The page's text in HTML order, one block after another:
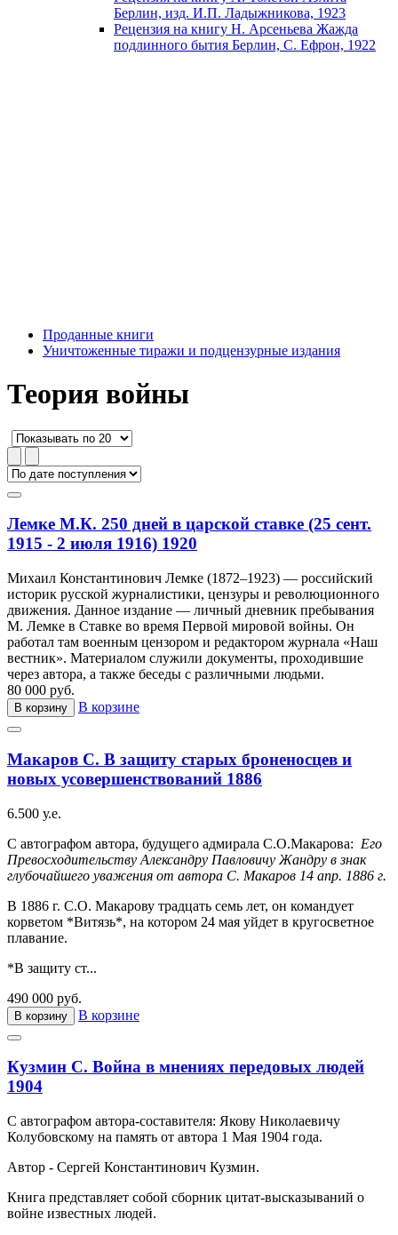
Берлин, изд. И.П. Ладыжникова, 1923
Рецензия на книгу Н. Арсеньева Жажда
подлинного бытия Берлин, С. Ефрон, 1922
Проданные книги
Уничтоженные тиражи и подцензурные издания
Теория войны
Лемке М.К. 250 дней в царской ставке (25 сент.
1915 - 2 июля 1916) 1920
Михаил Константинович Лемке (1872–1923) — российский
историк русской журналистики, цензуры и революционного
движения. Данное издание — личный дневник пребывания
М. Лемке в Ставке во время Первой мировой войны. Он
работал там военным цензором и редактором журнала «Наш
вестник». Материалом служили документы, проходившие
через автора, а также беседы с различными людьми.
80 000 руб.
В корзину В корзине
Макаров С. В защиту старых броненосцев и
новых усовершенствований 1886
6.500 у.е.
С автографом автора, будущего адмирала С.О.Макарова: Его
Превосходительству Александру Павловичу Жандру в знак
глубочайшего уважения от автора С. Макаров 14 апр. 1886 г.
В 1886 г. С.О. Макарову традцать семь лет, он командует
корветом *Витязь*, на котором 24 мая уйдет в кругосветное
плавание.
*В защиту ст...
490 000 руб.
В корзину В корзине
Кузмин С. Война в мнениях передовых людей
1904
С автографом автора-составителя: Якову Николаевичу
Колубовскому на память от автора 1 Мая 1904 года.
Автор - Сергей Константинович Кузмин.
Книга представляет собой сборник цитат-высказываний о
войне известных людей.